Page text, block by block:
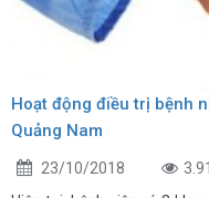
Hoạt động điều trị bệnh
Quảng Nam
23/10/2018